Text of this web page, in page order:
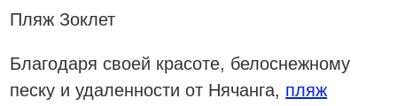
Пляж Зоклет
Благодаря своей красоте, белоснежному
песку и удаленности от Нячанга, пляж